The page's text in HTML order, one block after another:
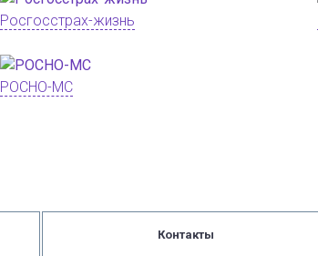
Росгосстрах-жизнь
РОСНО-МС
Контакты